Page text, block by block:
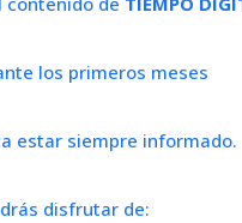
los primeros meses
estar siempre informado.
disfrutar de: